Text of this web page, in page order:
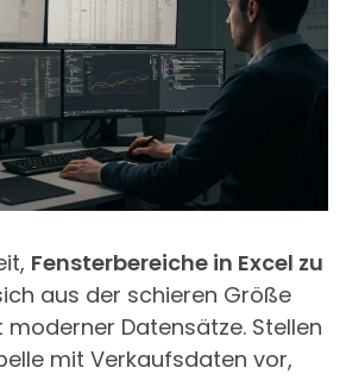
Fensterbereiche in Excel zu
aus der schieren Größe
Datensätze. Stellen
mit Verkaufsdaten vor,